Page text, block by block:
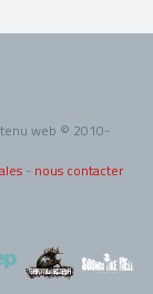
web © 2010-
- nous contacter